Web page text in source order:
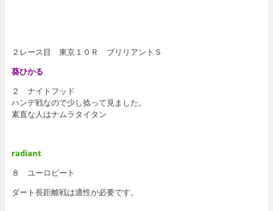
２レース目 東京１０Ｒ ブリリアントＳ
葵ひかる
２ ナイトフッド
ハンデ戦なので少し捻って見ました。
素直な人はナムラタイタン
radiant
８ ユーロビート
ダート長距離戦は適性が必要です。